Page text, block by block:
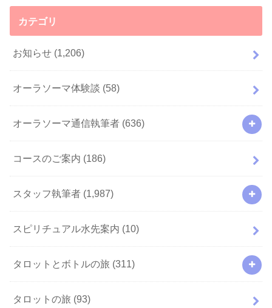
カテゴリ
お知らせ (1,206)
オーラソーマ体験談 (58)
オーラソーマ通信執筆者 (636)
コースのご案内 (186)
スタッフ執筆者 (1,987)
スピリチュアル水先案内 (10)
タロットとボトルの旅 (311)
タロットの旅 (93)